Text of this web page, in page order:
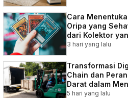
Cara
Oripa yang
dari Kolektor
Kebablasan
3 hari yang lalu
Transformasi
Chain dan
Darat dalam
Efisiensi Bisnis
5 hari yang lalu